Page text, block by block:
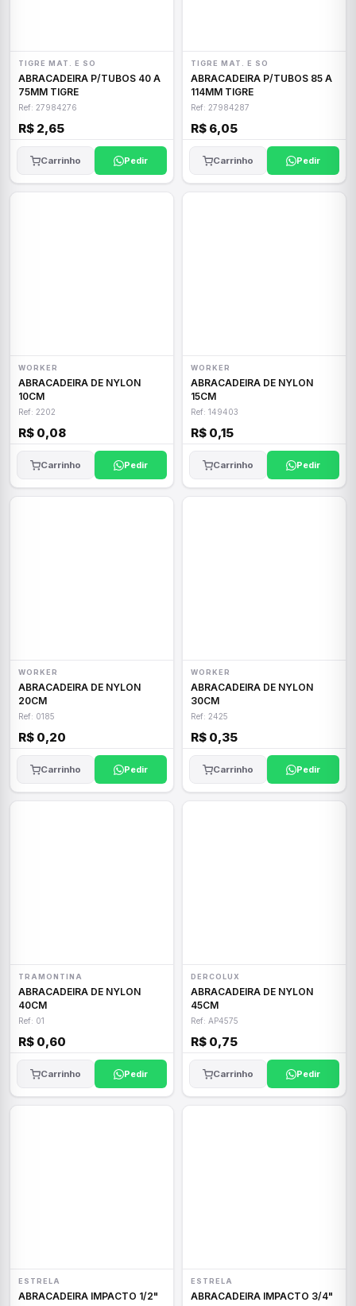
TIGRE MAT. E SO
ABRACADEIRA P/TUBOS 40 A
75MM TIGRE
Ref: 27984276
R$ 2,65
Carrinho Pedir
TIGRE MAT. E SO
ABRACADEIRA P/TUBOS 85 A
114MM TIGRE
Ref: 27984287
R$ 6,05
Carrinho Pedir
WORKER
ABRACADEIRA DE NYLON
10CM
Ref: 2202
R$ 0,08
Carrinho Pedir
WORKER
ABRACADEIRA DE NYLON
15CM
Ref: 149403
R$ 0,15
Carrinho Pedir
WORKER
ABRACADEIRA DE NYLON
20CM
Ref: 0185
R$ 0,20
Carrinho Pedir
WORKER
ABRACADEIRA DE NYLON
30CM
Ref: 2425
R$ 0,35
Carrinho Pedir
TRAMONTINA
ABRACADEIRA DE NYLON
40CM
Ref: 01
R$ 0,60
Carrinho Pedir
DERCOLUX
ABRACADEIRA DE NYLON
45CM
Ref: AP4575
R$ 0,75
Carrinho Pedir
ESTRELA
ABRACADEIRA IMPACTO 1/2"
ESTRELA
ABRACADEIRA IMPACTO 3/4"